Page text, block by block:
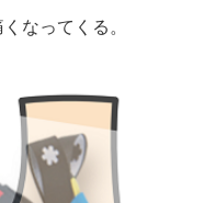
なってくる。